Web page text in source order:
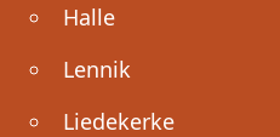
Halle
Lennik
Liedekerke